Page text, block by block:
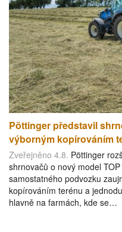
Pöttinger představil
výborným kopírováním
Zveřejněno 4.8. Pöttinger
shrnovačů o nový model
samostatného podvozku
kopírováním terénu a
hlavně na farmách, kde se…